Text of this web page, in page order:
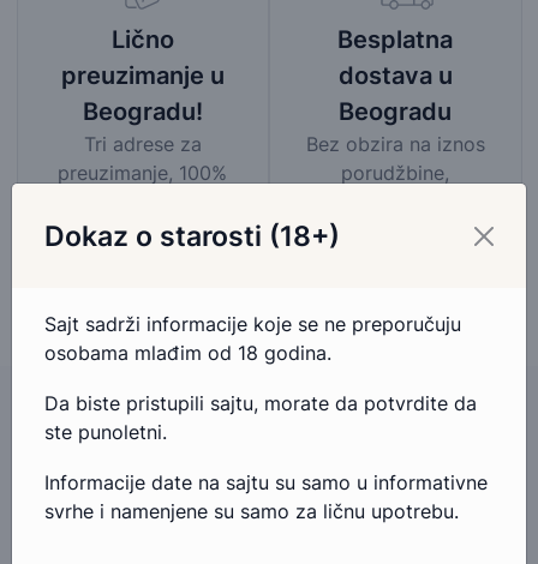
Lično
preuzimanje u
Beogradu!
Tri adrese za
preuzimanje, 100%
novca.
Besplatna
dostava u
Beogradu
Bez obzira na iznos
porudžbine,
područja besplatne
Imate pitanja u vezi ovog proizvoda?
Ako imate bilo kakva pitanja ili nedoumice u vezi ovog
Dokaz o starosti (18+)
Sajt sadrži informacije koje se ne preporučuju
osobama mlađim od 18 godina.
Da biste pristupili sajtu, morate da potvrdite da
ste punoletni.
Informacije date na sajtu su samo u informativne
svrhe i namenjene su samo za ličnu upotrebu.